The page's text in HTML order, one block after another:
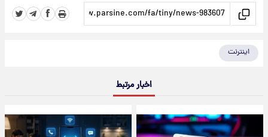
اینترنت
اخبار مرتبط